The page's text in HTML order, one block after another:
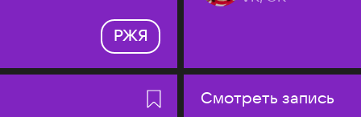
РЖЯ
Смотреть запись